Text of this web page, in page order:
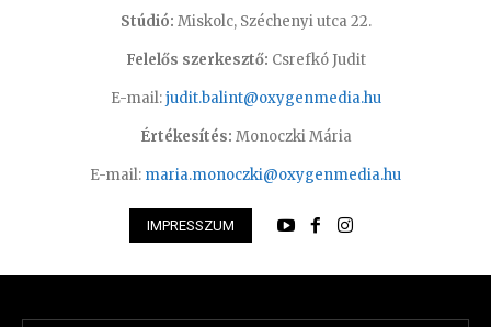
Stúdió: Miskolc, Széchenyi utca 22.
Felelős szerkesztő: Csrefkó Judit
E-mail:judit.balint@oxygenmedia.hu
Értékesítés: Monoczki Mária
E-mail: maria.monoczki@oxygenmedia.hu
IMPRESSZUM